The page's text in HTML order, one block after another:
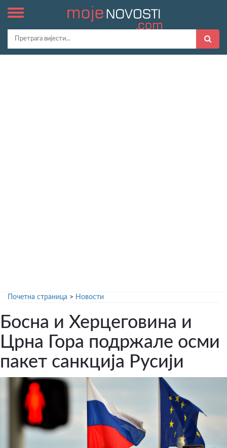
Почетна страница > Новости
Босна и Херцеговина и
Црна Гора подржале осми
пакет санкција Русији